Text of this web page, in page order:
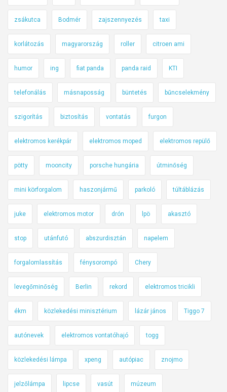
zsákutca Bodmér zajszennyezés taxi
korlátozás magyarország roller citroen ami
humor ing fiat panda panda raid KTI
telefonálás másnaposság büntetés bűncselekmény
szigorítás biztosítás vontatás furgon
elektromos kerékpár elektromos moped elektromos repülő
pötty mooncity porsche hungária útminőség
mini körforgalom haszonjármű parkoló túltáblázás
juke elektromos motor drón lpö akasztó
stop utánfutó abszurdisztán napelem
forgalomlassítás fénysorompó Chery
levegőminőség Berlin rekord elektromos tricikli
ékm közlekedési minisztérium lázár jános Tiggo 7
autónevek elektromos vontatóhajó togg
közlekedési lámpa xpeng autópiac znojmo
jelzőlámpa lipcse vasút múzeum